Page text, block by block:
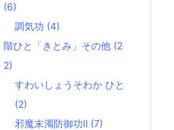
(6)
調気功 (4)
階ひと「きとみ」その他 (2
2)
すわいしょうそわか ひと
(2)
邪魔末濁防御功Ⅱ (7)